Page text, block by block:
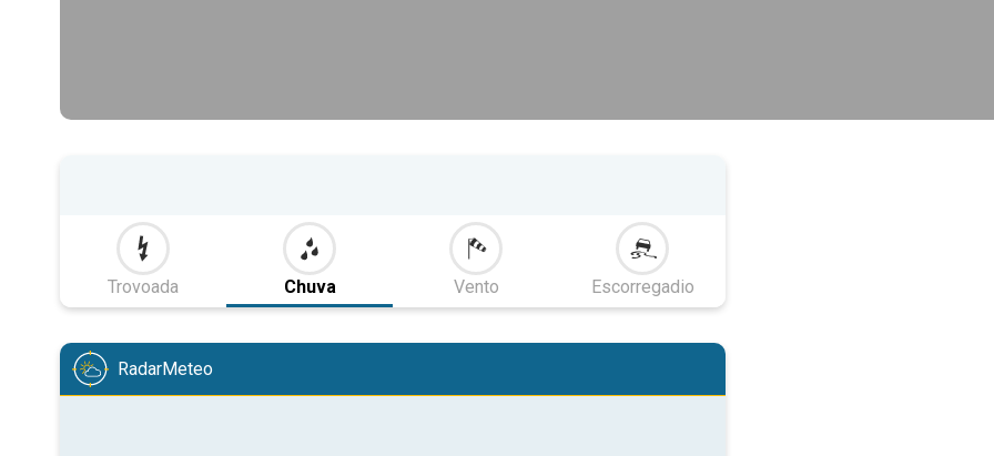
Trovoada Chuva Vento Escorregadio
RadarMeteo